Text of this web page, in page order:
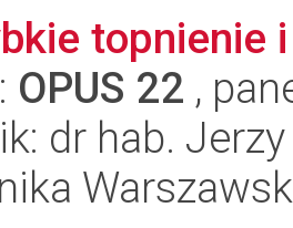
topnienie
OPUS 22 ,
dr hab.